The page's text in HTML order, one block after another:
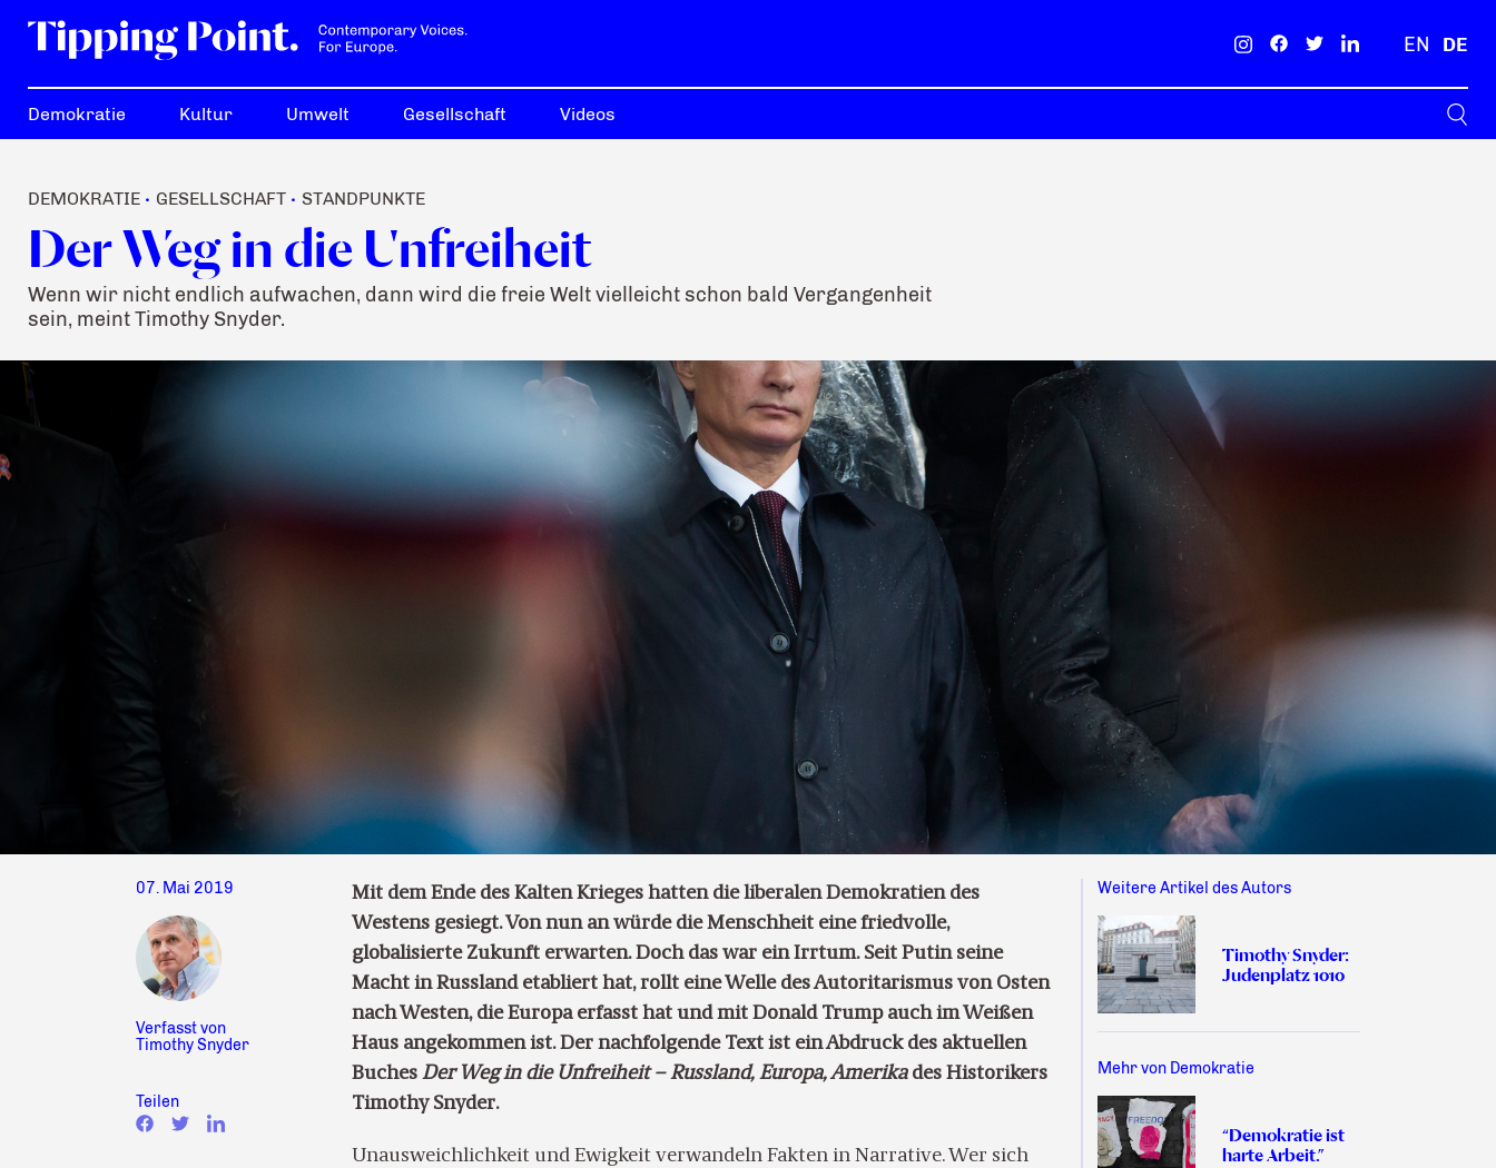
EN DE
Demokratie Kultur Umwelt Gesellschaft Videos
DEMOKRATIE • GESELLSCHAFT • STANDPUNKTE
Der Weg in die Unfreiheit
Wenn wir nicht endlich aufwachen, dann wird die freie Welt vielleicht schon bald Vergangenheit
sein, meint Timothy Snyder.
07. Mai 2019
Verfasst von
Timothy Snyder
Teilen
Mit dem Ende des Kalten Krieges hatten die liberalen Demokratien des
Westens gesiegt. Von nun an würde die Menschheit eine friedvolle,
globalisierte Zukunft erwarten. Doch das war ein Irrtum. Seit Putin seine
Macht in Russland etabliert hat, rollt eine Welle des Autoritarismus von Osten
nach Westen, die Europa erfasst hat und mit Donald Trump auch im Weißen
Haus angekommen ist. Der nachfolgende Text ist ein Abdruck des aktuellen
Buches Der Weg in die Unfreiheit – Russland, Europa, Amerikades Historikers
Timothy Snyder.
Unausweichlichkeit und Ewigkeit verwandeln Fakten in Narrative. Wer sich
Weitere Artikel des Autors
Timothy Snyder:
Judenplatz 1010
Mehr von Demokratie
“Demokratie ist
harte Arbeit.”